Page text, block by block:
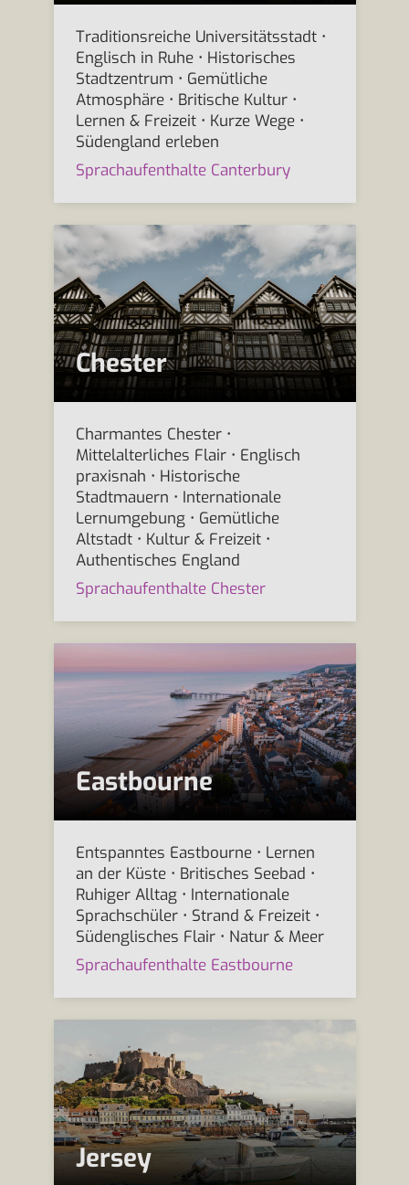
Traditionsreiche Universitätsstadt •
Englisch in Ruhe • Historisches
Stadtzentrum • Gemütliche
Atmosphäre • Britische Kultur •
Lernen & Freizeit • Kurze Wege •
Südengland erleben
Sprachaufenthalte Canterbury
Chester
Charmantes Chester •
Mittelalterliches Flair • Englisch
praxisnah • Historische
Stadtmauern • Internationale
Lernumgebung • Gemütliche
Altstadt • Kultur & Freizeit •
Authentisches England
Sprachaufenthalte Chester
Eastbourne
Entspanntes Eastbourne • Lernen
an der Küste • Britisches Seebad •
Ruhiger Alltag • Internationale
Sprachschüler • Strand & Freizeit •
Südenglisches Flair • Natur & Meer
Sprachaufenthalte Eastbourne
Jersey